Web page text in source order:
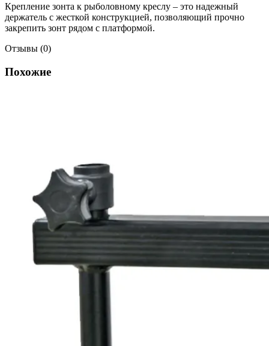
Крепление зонта к рыболовному креслу – это надежный
держатель с жесткой конструкцией, позволяющий прочно
закрепить зонт рядом с платформой.
Отзывы (0)
Похожие